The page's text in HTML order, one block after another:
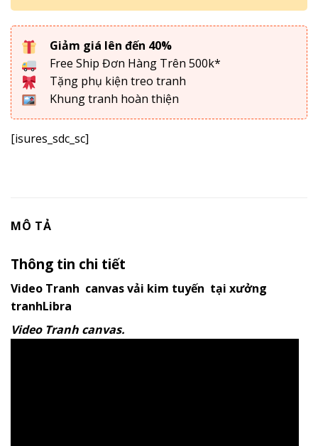
Giảm giá lên đến 40%
Free Ship Đơn Hàng Trên 500k*
Tặng phụ kiện treo tranh
Khung tranh hoàn thiện
[isures_sdc_sc]
MÔ TẢ
Thông tin chi tiết
Video Tranh canvas vải kim tuyến tại xưởng
tranhLibra
Video Tranh canvas.